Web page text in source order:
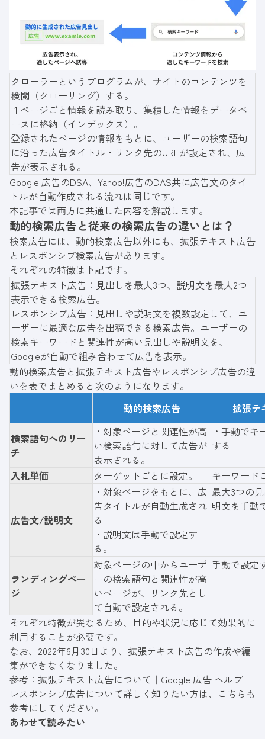
クローラーというプログラムが、サイトのコンテンツを
検閲（クローリング）する。
１ページごと情報を読み取り、集積した情報をデータベ
ースに格納（インデックス）。
登録されたページの情報をもとに、ユーザーの検索語句
に沿った広告タイトル・リンク先のURLが設定され、広
告が表示される。
Google 広告のDSA、Yahoo!広告のDAS共に広告文のタイ
トルが自動作成される流れは同じです。
本記事では両方に共通した内容を解説します。
動的検索広告と従来の検索広告の違いとは？
検索広告には、動的検索広告以外にも、拡張テキスト広告
とレスポンシブ検索広告があります。
それぞれの特徴は下記です。
拡張テキスト広告：見出しを最大3つ、説明文を最大2つ
表示できる検索広告。
レスポンシブ広告：見出しや説明文を複数設定して、ユ
ーザーに最適な広告を出稿できる検索広告。ユーザーの
検索キーワードと関連性が高い見出しや説明文を、
Googleが自動で組み合わせて広告を表示。
動的検索広告と拡張テキスト広告やレスポンシブ広告の違
いを表でまとめると次のようになります。
動的検索広告
拡張テ
検索語句へのリー
チ
・対象ページと関連性が高
い検索語句に対して広告が
表示される。
・手動でキ
する
入札単価 ターゲットごとに設定。 キーワード
広告文/説明文
・対象ページをもとに、広
告タイトルが自動生成され
る
・説明文は手動で設定す
る。
最大3つの
明文を手動
ランディングペー
ジ
対象ページの中からユーザ
ーの検索語句と関連性が高
いページが、リンク先とし
て自動で設定される。
手動で設定
それぞれ特徴が異なるため、目的や状況に応じて効果的に
利用することが必要です。
なお、 2022年6月30日より、拡張テキスト広告の作成や編
集ができなくなりました。
参考： 拡張テキスト広告について｜Google 広告 ヘルプ
レスポンシブ広告について詳しく知りたい方は、こちらも
参考にしてください。
あわせて読みたい